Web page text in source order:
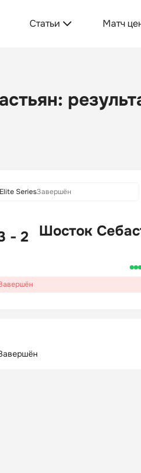
Статьи Матч
SeriesЗавершён
- 2 Шосток